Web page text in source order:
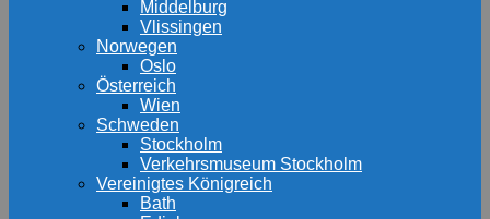
Middelburg
Vlissingen
Norwegen
Oslo
Österreich
Wien
Schweden
Stockholm
Verkehrsmuseum Stockholm
Vereinigtes Königreich
Bath